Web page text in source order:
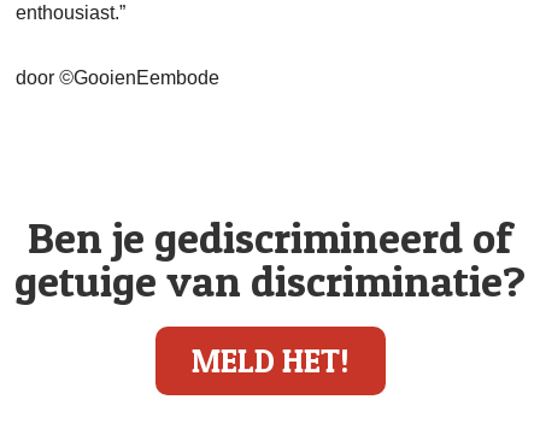
enthousiast.”
door ©GooienEembode
Ben je gediscrimineerd of
getuige van discriminatie?
MELD HET!